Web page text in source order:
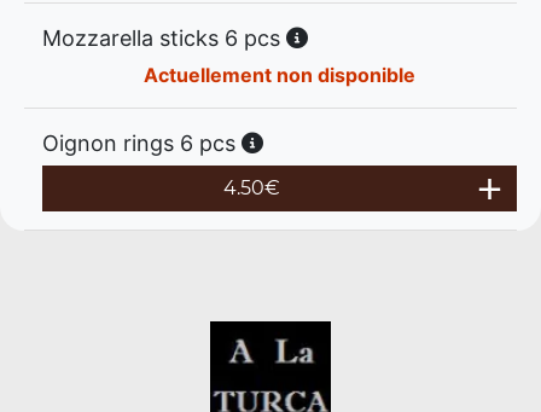
Mozzarella sticks 6 pcs
Actuellement non disponible
Oignon rings 6 pcs
4.50€